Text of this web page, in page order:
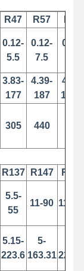
О Компании
Новости
R47 R57
0.12-
5.5
0.12-
7.5
0.12-
3.83-
177
4.39-
187
4.29-
305 440
R137 R147
R167
5.5-
55
11-90 11-
5.15-
223.6
5-
163.31